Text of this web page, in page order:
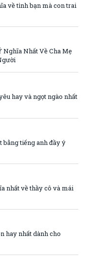
về tình bạn mà con trai
Nghĩa Nhất Về Cha Mẹ
hay và ngọt ngào nhất
bằng tiếng anh đầy ý
nhất về thầy cô và mái
hay nhất dành cho